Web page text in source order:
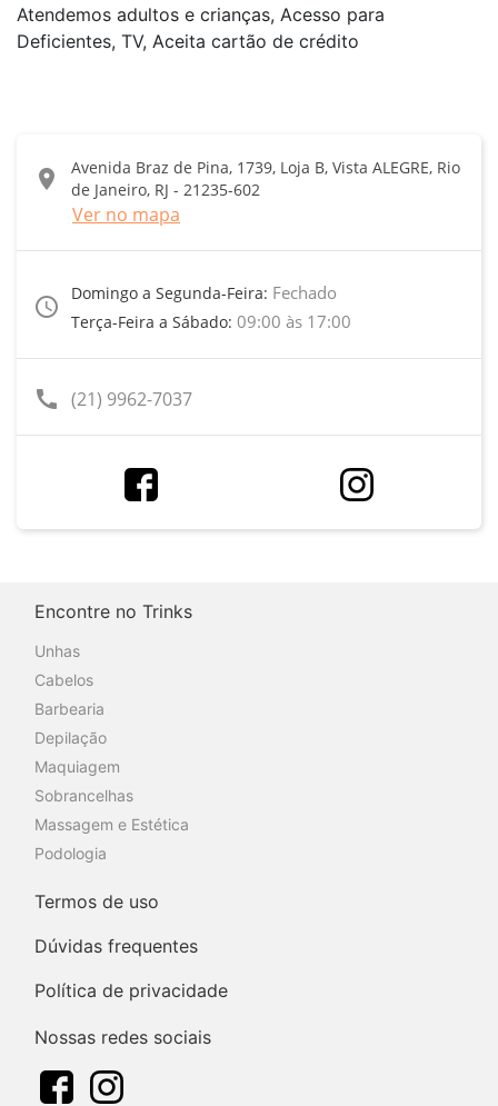
Atendemos adultos e crianças, Acesso para
Deficientes, TV, Aceita cartão de crédito
location_on
Avenida Braz de Pina, 1739, Loja B, Vista ALEGRE, Rio
de Janeiro, RJ - 21235-602
Ver no mapa
access_time
Domingo a Segunda-Feira: Fechado
Terça-Feira a Sábado: 09:00 às 17:00
call (21) 9962-7037
Encontre no Trinks
Unhas
Cabelos
Barbearia
Depilação
Maquiagem
Sobrancelhas
Massagem e Estética
Podologia
Termos de uso
Dúvidas frequentes
Política de privacidade
Nossas redes sociais